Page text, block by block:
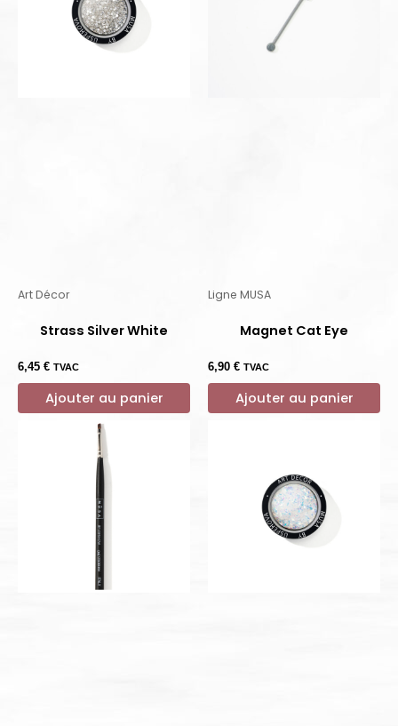
Art Décor
Strass Silver White
6,45 € TVAC
Ajouter au panier
Ligne MUSA
Magnet Cat Eye
6,90 € TVAC
Ajouter au panier